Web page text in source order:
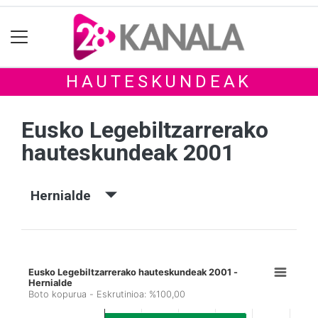
HAUTESKUNDEAK
Eusko Legebiltzarrerako
hauteskundeak 2001
Hernialde
Eusko Legebiltzarrerako hauteskundeak 2001 -
Hernialde
Boto kopurua - Eskrutinioa: %100,00